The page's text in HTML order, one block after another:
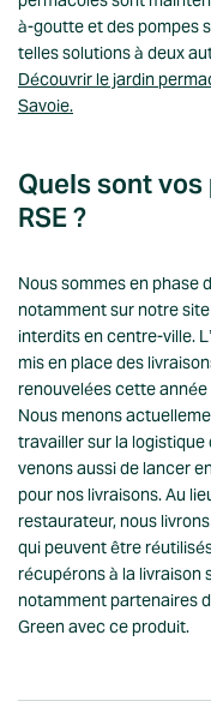
à-goutte et des pompes
telles solutions à deux
Découvrir le jardin
Savoie.
Quels sont
RSE ?
Nous sommes en phase
notamment sur notre
interdits en centre-ville.
mis en place des
renouvelées cette
Nous menons
travailler sur la logistique
venons aussi de lancer
pour nos livraisons. Au
restaurateur, nous
qui peuvent être
récupérons à la livraison
notamment partenaires
Green avec ce produit.